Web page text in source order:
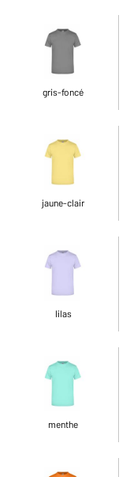
gris-foncé
jaune-clair
lilas
menthe